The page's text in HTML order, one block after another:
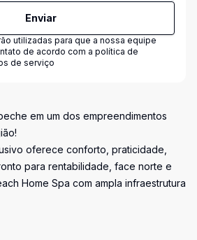
Enviar
utilizadas para que a nossa equipe
de acordo com a política de
de serviço
em um dos empreendimentos
oferece conforto, praticidade,
para rentabilidade, face norte e
Home Spa com ampla infraestrutura